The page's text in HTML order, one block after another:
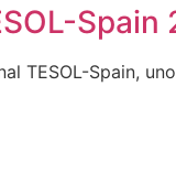
Spain
TESOL-Spain,